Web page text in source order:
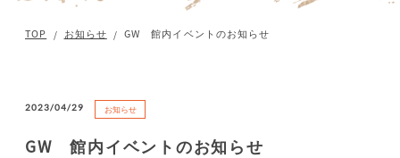
TOP お知らせ GW 館内イベントのお知らせ
2023/04/29 お知らせ
GW 館内イベントのお知らせ